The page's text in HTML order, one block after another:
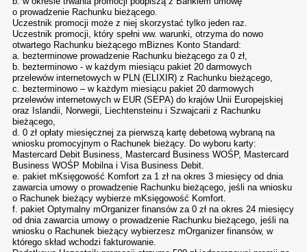
o prowadzenie Rachunku bieżącego.
Uczestnik promocji może z niej skorzystać tylko jeden raz.
Uczestnik promocji, który spełni ww. warunki, otrzyma do nowo
otwartego Rachunku bieżącego mBiznes Konto Standard:
a. bezterminowe prowadzenie Rachunku bieżącego za 0 zł,
b. bezterminowo - w każdym miesiącu pakiet 20 darmowych
przelewów internetowych w PLN (ELIXIR) z Rachunku bieżącego,
c. bezterminowo – w każdym miesiącu pakiet 20 darmowych
przelewów internetowych w EUR (SEPA) do krajów Unii Europejskiej
oraz Islandii, Norwegii, Liechtensteinu i Szwajcarii z Rachunku
bieżącego,
d. 0 zł opłaty miesięcznej za pierwszą kartę debetową wybraną na
wniosku promocyjnym o Rachunek bieżący. Do wyboru karty:
Mastercard Debit Business, Mastercard Business WOŚP, Mastercard
Business WOŚP Mobilna i Visa Business Debit.
e. pakiet mKsięgowość Komfort za 1 zł na okres 3 miesięcy od dnia
zawarcia umowy o prowadzenie Rachunku bieżącego, jeśli na wniosku
o Rachunek bieżący wybierze mKsięgowość Komfort.
f. pakiet Optymalny mOrganizer finansów za 0 zł na okres 24 miesięcy
od dnia zawarcia umowy o prowadzenie Rachunku bieżącego, jeśli na
wniosku o Rachunek bieżący wybierzesz mOrganizer finansów, w
którego skład wchodzi fakturowanie.